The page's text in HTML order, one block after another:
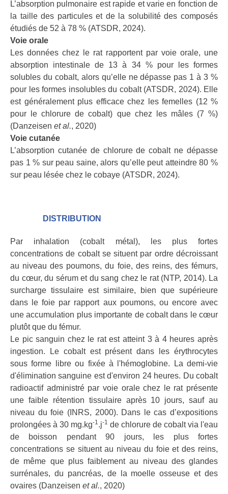
L’absorption pulmonaire est rapide et varie en fonction de
la taille des particules et de la solubilité des composés
étudiés de 52 à 78 % (ATSDR, 2024).
Voie orale
Les données chez le rat rapportent par voie orale, une
absorption intestinale de 13 à 34 % pour les formes
solubles du cobalt, alors qu’elle ne dépasse pas 1 à 3 %
pour les formes insolubles du cobalt (ATSDR, 2024). Elle
est généralement plus efficace chez les femelles (12 %
pour le chlorure de cobalt) que chez les mâles (7 %)
(Danzeisen et al., 2020)
Voie cutanée
L’absorption cutanée de chlorure de cobalt ne dépasse
pas 1 % sur peau saine, alors qu’elle peut atteindre 80 %
sur peau lésée chez le cobaye (ATSDR, 2024).
DISTRIBUTION
Par inhalation (cobalt métal), les plus fortes
concentrations de cobalt se situent par ordre décroissant
au niveau des poumons, du foie, des reins, des fémurs,
du cœur, du sérum et du sang chez le rat (NTP, 2014). La
surcharge tissulaire est similaire, bien que supérieure
dans le foie par rapport aux poumons, ou encore avec
une accumulation plus importante de cobalt dans le cœur
plutôt que du fémur.
Le pic sanguin chez le rat est atteint 3 à 4 heures après
ingestion. Le cobalt est présent dans les érythrocytes
sous forme libre ou fixée à l'hémoglobine. La demi-vie
d'élimination sanguine est d'environ 24 heures. Du cobalt
radioactif administré par voie orale chez le rat présente
une faible rétention tissulaire après 10 jours, sauf au
niveau du foie (INRS, 2000). Dans le cas d’expositions
prolongées à 30 mg.kg-1.j-1 de chlorure de cobalt via l'eau
de boisson pendant 90 jours, les plus fortes
concentrations se situent au niveau du foie et des reins,
de même que plus faiblement au niveau des glandes
surrénales, du pancréas, de la moelle osseuse et des
ovaires (Danzeisen et al., 2020)